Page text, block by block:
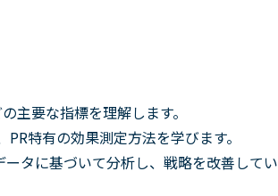
主要な指標を理解します。
特有の効果測定方法を学びます。
タに基づいて分析し、戦略を改善してい